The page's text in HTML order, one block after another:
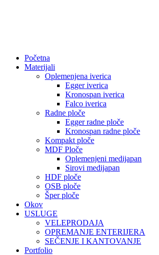
Početna
Materijali
Oplemenjena iverica
Egger iverica
Kronospan iverica
Falco iverica
Radne ploče
Egger radne ploče
Kronospan radne ploče
Kompakt ploče
MDF Ploče
Oplemenjeni medijapan
Sirovi medijapan
HDF ploče
OSB ploče
Šper ploče
Okov
USLUGE
VELEPRODAJA
OPREMANJE ENTERIJERA
SEČENJE I KANTOVANJE
Portfolio